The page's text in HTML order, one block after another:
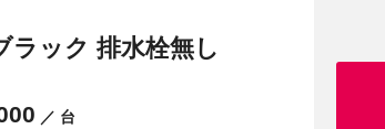
ラック 排水栓無し
／ 台